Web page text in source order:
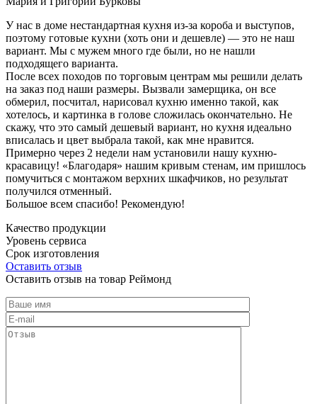
У нас в доме нестандартная кухня из-за короба и выступов,
поэтому готовые кухни (хоть они и дешевле) — это не наш
вариант. Мы с мужем много где были, но не нашли
подходящего варианта.
После всех походов по торговым центрам мы решили делать
на заказ под наши размеры. Вызвали замерщика, он все
обмерил, посчитал, нарисовал кухню именно такой, как
хотелось, и картинка в голове сложилась окончательно. Не
скажу, что это самый дешевый вариант, но кухня идеально
вписалась и цвет выбрала такой, как мне нравится.
Примерно через 2 недели нам установили нашу кухню-
красавицу! «Благодаря» нашим кривым стенам, им пришлось
помучиться с монтажом верхних шкафчиков, но результат
получился отменный.
Большое всем спасибо! Рекомендую!
Качество продукции
Уровень сервиса
Срок изготовления
Оставить отзыв
Оставить отзыв на товар Реймонд